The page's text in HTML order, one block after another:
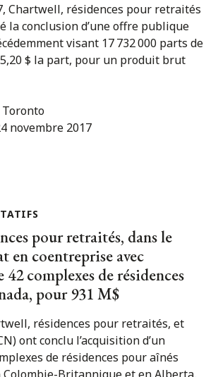
Chartwell, résidences pour retraités
la conclusion d’une offre publique
visant 17 732 000 parts de
$ la part, pour un produit brut
Toronto
novembre 2017
pour retraités, dans le
en coentreprise avec
complexes de résidences
pour 931 M$
résidences pour retraités, et
ont conclu l’acquisition d’un
de résidences pour aînés